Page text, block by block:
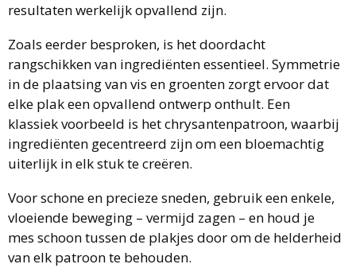
resultaten werkelijk opvallend zijn.
Zoals eerder besproken, is het doordacht
rangschikken van ingrediënten essentieel. Symmetrie
in de plaatsing van vis en groenten zorgt ervoor dat
elke plak een opvallend ontwerp onthult. Een
klassiek voorbeeld is het chrysantenpatroon, waarbij
ingrediënten gecentreerd zijn om een bloemachtig
uiterlijk in elk stuk te creëren.
Voor schone en precieze sneden, gebruik een enkele,
vloeiende beweging – vermijd zagen – en houd je
mes schoon tussen de plakjes door om de helderheid
van elk patroon te behouden.